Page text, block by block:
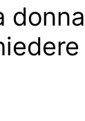
donna